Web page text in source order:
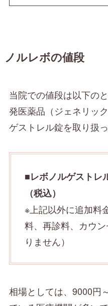
ノルレボの値段
当院での値段は以下の
発医薬品（ジェネリッ
ゲストレル錠を取り扱っ
■レボノルゲスト
（税込）
※上記以外に追加料
料、再診料、カウ
りません）
相場としては、9000円